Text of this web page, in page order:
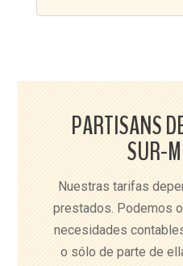
PARTISANS
SUR-
Nuestras tarifas
prestados. Podemos
necesidades
o sólo de parte de